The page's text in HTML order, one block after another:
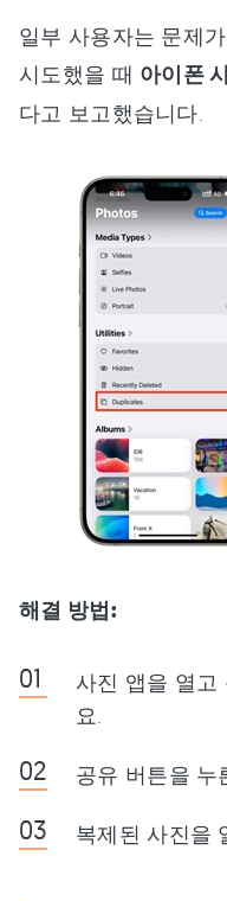
일부 사용자는 문제
시도했을 때 아이폰
다고 보고했습니다.
해결 방법:
사진 앱을 열고
요.
공유 버튼을 누
복제된 사진을